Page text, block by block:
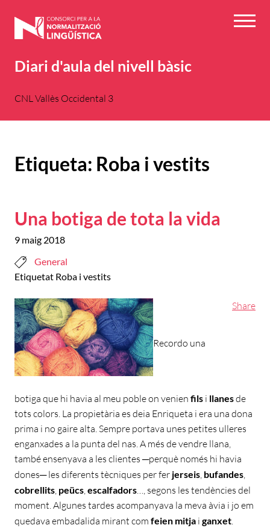
Diari d'aula del nivell bàsic
CNL Vallès Occidental 3
Etiqueta: Roba i vestits
Una botiga de tota la vida
9 maig 2018
General
Etiquetat Roba i vestits
Share
Recordo una
botiga que hi havia al meu poble on venien fils i llanesde
tots colors. La propietària es deia Enriqueta i era una dona
prima i no gaire alta. Sempre portava unes petites ulleres
enganxades a la punta del nas. A més de vendre llana,
també ensenyava a les clientes ─perquè només hi havia
dones─ les diferents tècniques per fer jerseis bufandes
cobrellits peücs escalfadors …, segons les tendències del
moment. Algunes tardes acompanyava la meva àvia i jo em
quedava embadalida mirant com feien mitja i ganxet